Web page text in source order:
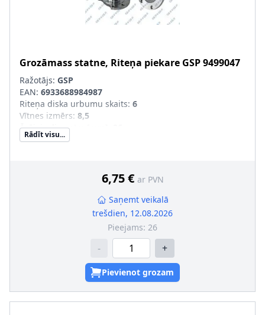
Grozāmass statne, Riteņa piekare GSP9499047
Ražotājs: GSP
EAN: 6933688984987
Riteņa diska urbumu skaits: 6
Vītnes izmērs: 8,5
Ārējais diametrs [mm]
Attālums starp stiprināšanas urbumiem [mm]
Rādīt visu...
6,75 € ar PVN
Saņemt veikalā
trešdien, 12.08.2026
Pieejams: 26
- +
Pievienot grozam